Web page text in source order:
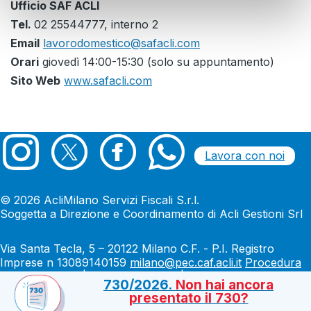
730/2026. Non hai ancora
presentato il 730?
Ufficio SAF ACLI
Tel. 02 25544777, interno 2
Email lavorodomestico@safacli.com
Orari giovedì 14:00-15:30 (solo su appuntamento)
Sito Web www.safacli.com
Lavora con noi
© 2026 AcliMilano Servizi Fiscali S.r.l.
Soggetta a Direzione e Coordinamento di Acli Gestioni Srl
Via Santa Tecla, 5 – 20122 Milano C.F. - P.I. Registro
Imprese n 13089140159 milano@pec.caf.acli.it Procedura
Whistleblowing
Legale & Privacy| Cookie policy